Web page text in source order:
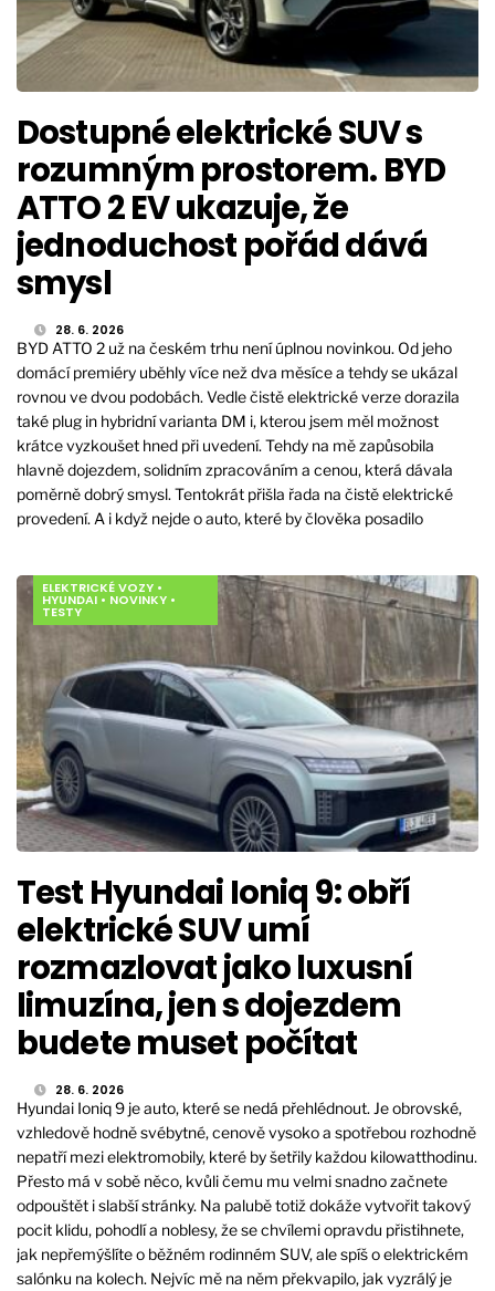
Dostupné elektrické SUV s
rozumným prostorem. BYD
ATTO 2 EV ukazuje, že
jednoduchost pořád dává
smysl
28. 6. 2026
BYD ATTO 2 už na českém trhu není úplnou novinkou. Od jeho
domácí premiéry uběhly více než dva měsíce a tehdy se ukázal
rovnou ve dvou podobách. Vedle čistě elektrické verze dorazila
také plug in hybridní varianta DM i, kterou jsem měl možnost
krátce vyzkoušet hned při uvedení. Tehdy na mě zapůsobila
hlavně dojezdem, solidním zpracováním a cenou, která dávala
poměrně dobrý smysl. Tentokrát přišla řada na čistě elektrické
provedení. A i když nejde o auto, které by člověka posadilo
ELEKTRICKÉ VOZY •
HYUNDAI • NOVINKY •
TESTY
Test Hyundai Ioniq 9: obří
elektrické SUV umí
rozmazlovat jako luxusní
limuzína, jen s dojezdem
budete muset počítat
28. 6. 2026
Hyundai Ioniq 9 je auto, které se nedá přehlédnout. Je obrovské,
vzhledově hodně svébytné, cenově vysoko a spotřebou rozhodně
nepatří mezi elektromobily, které by šetřily každou kilowatthodinu.
Přesto má v sobě něco, kvůli čemu mu velmi snadno začnete
odpouštět i slabší stránky. Na palubě totiž dokáže vytvořit takový
pocit klidu, pohodlí a noblesy, že se chvílemi opravdu přistihnete,
jak nepřemýšlíte o běžném rodinném SUV, ale spíš o elektrickém
salónku na kolech. Nejvíc mě na něm překvapilo, jak vyzrálý je